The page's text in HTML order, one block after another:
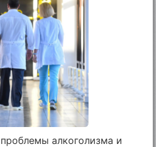
алкоголизма и